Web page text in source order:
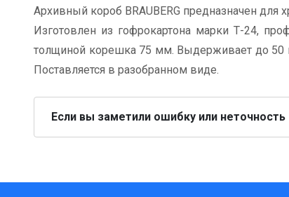
Архивный короб BRAUBERG предназначен для
Изготовлен из гофрокартона марки Т-24,
толщиной корешка 75 мм. Выдерживает до 50
Поставляется в разобранном виде.
Если вы заметили ошибку или неточность